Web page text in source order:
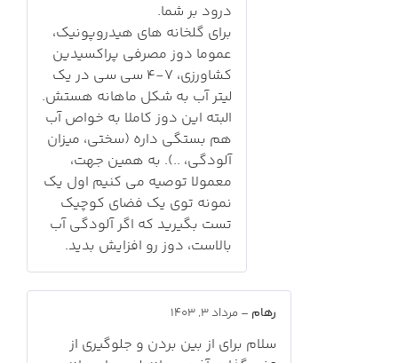
درود بر شما.
برای گلخانه های هیدروپونیک،
عموما دوز مصرفی پراکسیدین
کشاورزی، 7-4 سی سی در یک
لیتر آب به شکل ماهانه هستش.
البته این دوز کاملا به خواص آب
هم بستگی داره (سختی، میزان
آلودگی، ..). به همین جهت،
معمولا توصیه می کنیم اول یک
نمونه توی یک فضای کوچیک
تست بگیرید که اگر آلودگی آب
بالاست، دوز رو افزایش بدید.
رهام – مرداد 3, 1403
سلام برای از بین بردن و جلوگیری از